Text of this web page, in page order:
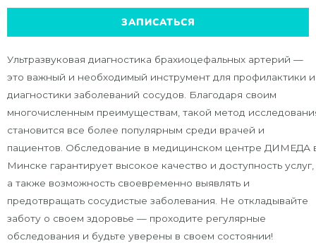
ЗАПИСАТЬСЯ
Ультразвуковая диагностика брахиоцефальных артерий —
это важный и необходимый инструмент для профилактики и
диагностики заболеваний сосудов. Благодаря своим
многочисленным преимуществам, такой метод
становится все более популярным среди врачей и
пациентов. Обследование в медицинском центре ДИМЕДА
Минске гарантирует высокое качество и доступность услуг,
а также возможность своевременно выявлять и
предотвращать сосудистые заболевания. Не откладывайте
заботу о своем здоровье — проходите регулярные
обследования и будьте уверены в своем состоянии!